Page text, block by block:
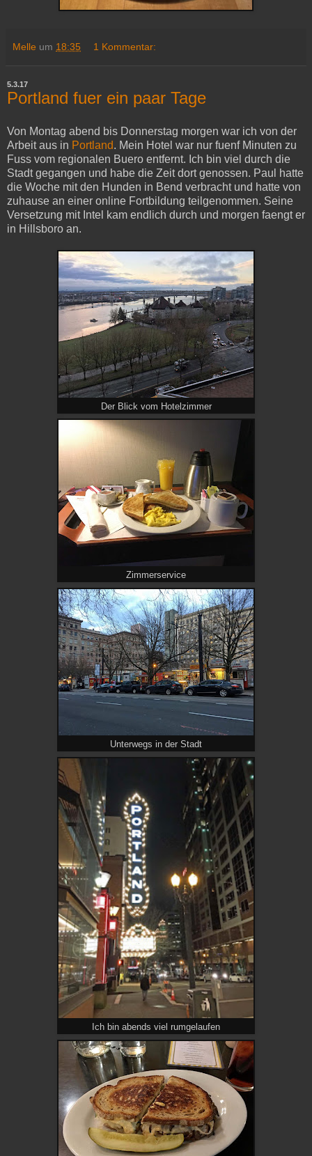
Melle um 18:35 1 Kommentar:
5.3.17
Portland fuer ein paar Tage
Von Montag abend bis Donnerstag morgen war ich von der
Arbeit aus in Portland. Mein Hotel war nur fuenf Minuten zu
Fuss vom regionalen Buero entfernt. Ich bin viel durch die
Stadt gegangen und habe die Zeit dort genossen. Paul hatte
die Woche mit den Hunden in Bend verbracht und hatte von
zuhause an einer online Fortbildung teilgenommen. Seine
Versetzung mit Intel kam endlich durch und morgen faengt er
in Hillsboro an.
Der Blick vom Hotelzimmer
Zimmerservice
Unterwegs in der Stadt
Ich bin abends viel rumgelaufen